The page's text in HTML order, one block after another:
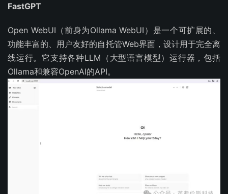
FastGPT
Open WebUI（前身为Ollama WebUI）是一个可扩展的、
功能丰富的、用户友好的自托管Web界面，设计用于完全离
线运行。它支持各种LLM（大型语言模型）运行器，包括
Ollama和兼容OpenAI的API。